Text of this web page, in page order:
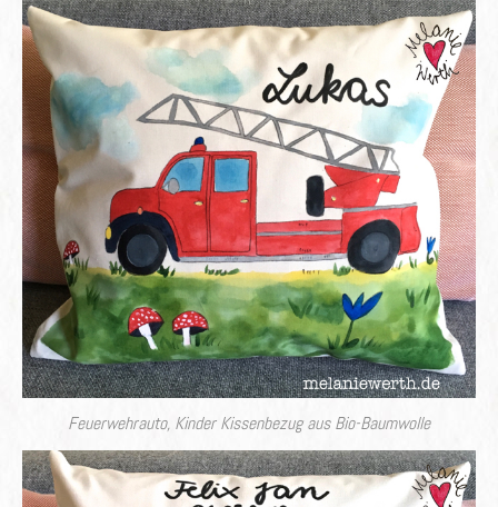
Feuerwehrauto, Kinder Kissenbezug aus Bio-Baumwolle